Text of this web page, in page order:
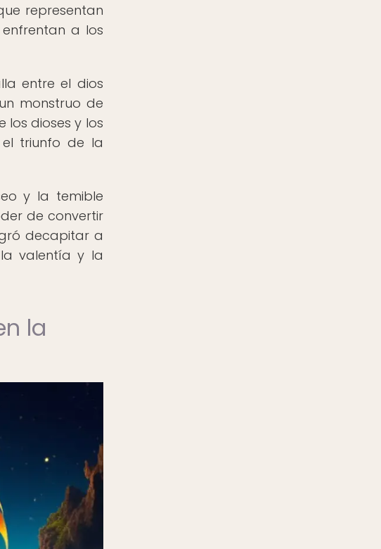
representan
a los
entre el dios
monstruo de
los dioses y los
triunfo de la
y la temible
de convertir
decapitar a
valentía y la
la